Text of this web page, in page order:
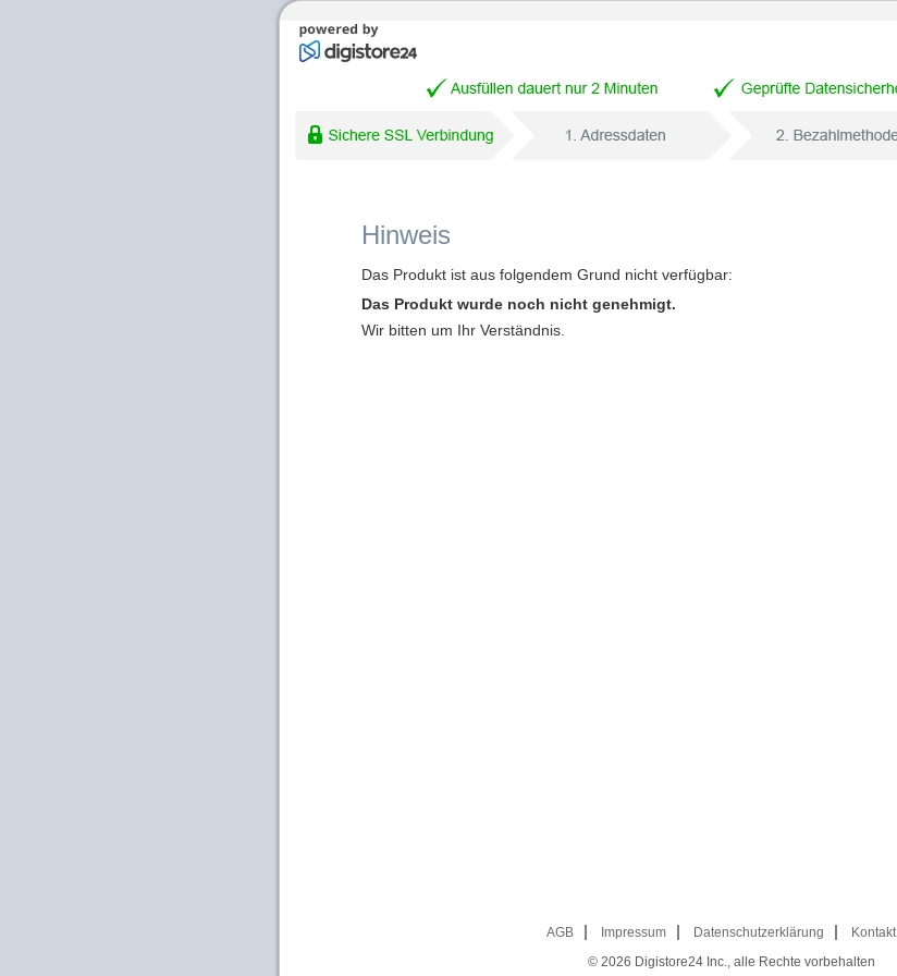
Hinweis
Das Produkt ist aus folgendem Grund nicht verfügbar:
Das Produkt wurde noch nicht genehmigt.
Wir bitten um Ihr Verständnis.
AGB Impressum Datenschutzerklärung
Kontakt
© 2026 Digistore24 Inc., alle Rechte vorbehalten